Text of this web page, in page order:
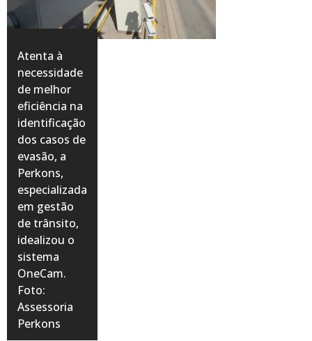
Atenta à
necessidade
de melhor
eficiência na
identificação
dos casos de
evasão, a
Perkons,
especializada
em gestão
de trânsito,
idealizou o
sistema
OneCam.
Foto:
Assessoria
Perkons